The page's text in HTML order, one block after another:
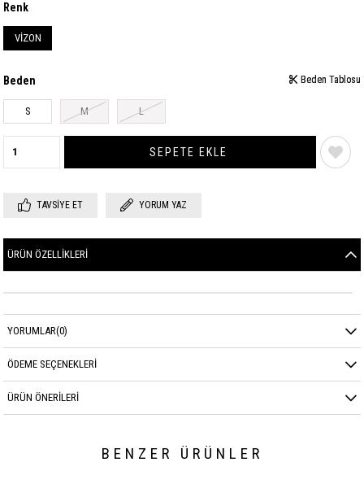
Renk
VİZON
Beden
S M L
Beden Tablosu
Beden Tablosu
TAVSIYE ET YORUM YAZ
ÜRÜN ÖZELLIKLERI
YORUMLAR(0)
ÖDEME SEÇENEKLERI
ÜRÜN ÖNERILERI
BENZER ÜRÜNLER